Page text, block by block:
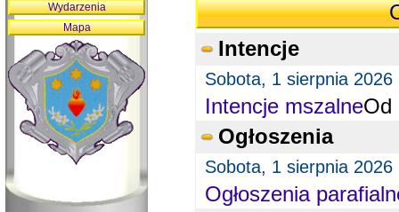
Intencje
Sobota, 1 sierpnia 2026
Intencje mszalneOd
Ogłoszenia
Sobota, 1 sierpnia 2026
Ogłoszenia
Wydarzenia
Mapa